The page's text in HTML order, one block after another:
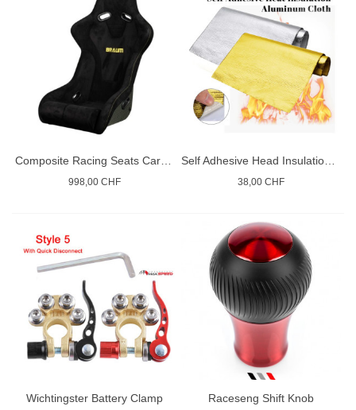
Composite Racing Seats Carbon Kevlar
998,00 CHF
Self Adhesive Head Insulation Aluminium Cloth
38,00 CHF
Wichtingster Battery Clamp Raceseng Shift Knob